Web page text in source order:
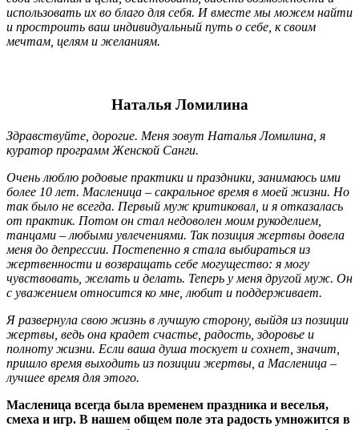
использовать их во благо для себя. И вместе мы можем найти
и простроить ваш индивидуальный путь о себе, к своим
мечтам, целям и желаниям.
Наталья Ломилина
Здравствуйте, дорогие. Меня зовут Наталья Ломилина, я
куратор программ Женской Санги.
Очень люблю родовые практики и праздники, занимаюсь ими
более 10 лет. Масленица – сакральное время в моей жизни. Но
так было не всегда. Первый муж критиковал, и я отказалась
от практик. Потом он стал недоволен моим рукоделием,
танцами – любыми увлечениями. Так позиция жертвы довела
меня до депрессии. Постепенно я стала выбираться из
жертвенности и возвращать себе могущество: я могу
чувствовать, желать и делать. Теперь у меня другой муж. Он
с уважением относится ко мне, любит и поддерживает.
Я развернула свою жизнь в лучшую сторону, выйдя из позиции
жертвы, ведь она крадет счастье, радость, здоровье и
полноту жизни. Если ваша душа тоскует и сохнет, значит,
пришло время выходить из позиции жертвы, а Масленица –
лучшее время для этого.
Масленица всегда была временем праздника и веселья,
смеха и игр. В нашем общем поле эта радость умножится в